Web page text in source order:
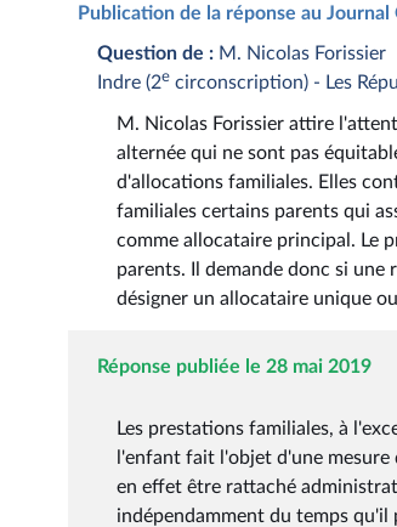
Publication de la réponse au
Question de : M. Nicolas Forissier
Indre (2e circonscription) - Les
M. Nicolas Forissier attire
alternée qui ne sont pas
d'allocations familiales. Elles
familiales certains parents qui
comme allocataire principal. Le
parents. Il demande donc si
désigner un allocataire unique
Réponse publiée le 28 mai 2019
Les prestations familiales, à
l'enfant fait l'objet d'une
en effet être rattaché
indépendamment du temps qu'il